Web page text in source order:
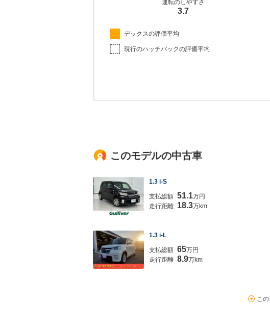
運転のしやすさ
3.7
デックスの評価平均
現行のハッチバックの評価平均
このモデルの中古車
1.3 i-S
支払総額 51.1万円
走行距離 18.3万km
1.3 i-L
支払総額 65万円
走行距離 8.9万km
こ